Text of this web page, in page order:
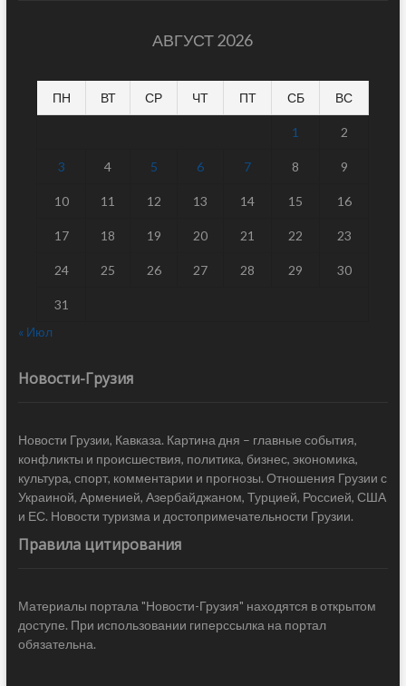
АВГУСТ 2026
ПН ВТ СР ЧТ ПТ СБ ВС
1 2
3 4 5 6 7 8 9
10 11 12 13 14 15 16
17 18 19 20 21 22 23
24 25 26 27 28 29 30
31
« Июл
Новости-Грузия
Новости Грузии, Кавказа. Картина дня – главные события,
конфликты и происшествия, политика, бизнес, экономика,
культура, спорт, комментарии и прогнозы. Отношения Грузии с
Украиной, Арменией, Азербайджаном, Турцией, Россией, США
и ЕС. Новости туризма и достопримечательности Грузии.
Правила цитирования
Материалы портала "Новости-Грузия" находятся в открытом
доступе. При использовании гиперссылка на портал
обязательна.